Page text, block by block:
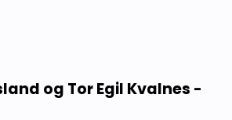
og Tor Egil Kvalnes -